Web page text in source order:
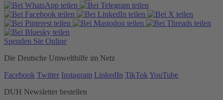
Spenden Sie Online
Die Deutsche Umwelthilfe im Netz
Facebook Twitter Instagram LinkedIn TikTok YouTube
DUH Newsletter bestellen